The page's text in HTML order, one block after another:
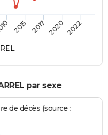
2015 2017 2020 2022
par sexe
de décès (source :